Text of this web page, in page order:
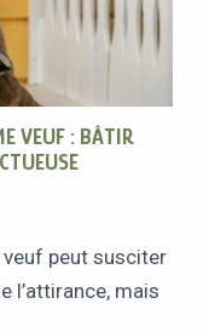
VEUF : BÂTIR
veuf peut susciter
l’attirance, mais